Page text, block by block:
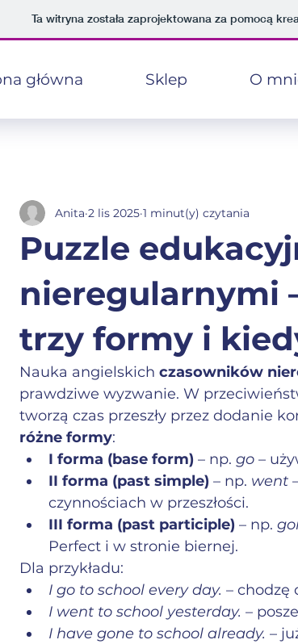
Ta witryna została zaprojektowana za pomocą
główna Sklep O
Puzzle
nieregularnymi
trzy formy i
Anita 2 lis 2025 1 minut(y) czytania
Nauka angielskich czasowników
prawdziwe wyzwanie. W
tworzą czas przeszły przez dodanie
różne formy:
I forma (base form) – np. go –
II forma (past simple) – np. went
czynnościach w przeszłości.
III forma (past participle) – np.
Perfect i w stronie biernej.
Dla przykładu:
I go to school every day. – chodzę
I went to school yesterday. –
I have gone to school already. –